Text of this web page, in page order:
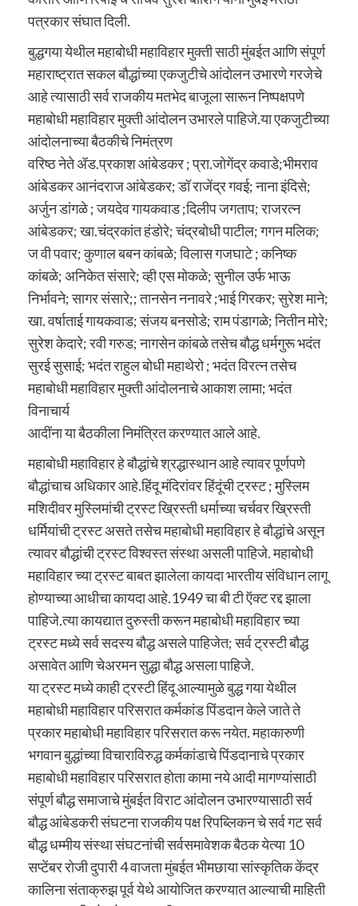
पत्रकार संघात दिली.
बुद्धगया येथील महाबोधी महाविहार मुक्ती साठी मुंबईत आणि संपूर्ण
महाराष्ट्रात सकल बौद्धांच्या एकजुटीचे आंदोलन उभारणे गरजेचे
आहे त्यासाठी सर्व राजकीय मतभेद बाजूला सारून निष्पक्षपणे
महाबोधी महाविहार मुक्ती आंदोलन उभारले पाहिजे.या एकजुटीच्या
आंदोलनाच्या बैठकीचे निमंत्रण
वरिष्ठ नेते ॲड.प्रकाश आंबेडकर ; प्रा.जोगेंद्र कवाडे;भीमराव
आंबेडकर आनंदराज आंबेडकर; डॉ राजेंद्र गवई; नाना इंदिसे;
अर्जुन डांगळे ; जयदेव गायकवाड ;दिलीप जगताप; राजरत्न
आंबेडकर; खा.चंद्रकांत हंडोरे; चंद्रबोधी पाटील; गगन मलिक;
ज वी पवार; कुणाल बबन कांबळे; विलास गजघाटे ; कनिष्क
कांबळे; अनिकेत संसारे; व्ही एस मोकळे; सुनील उर्फ भाऊ
निर्भावने; सागर संसारे;; तानसेन ननावरे ;भाई गिरकर; सुरेश माने;
खा. वर्षाताई गायकवाड; संजय बनसोडे; राम पंडागळे; नितीन मोरे;
सुरेश केदारे; रवी गरुड; नागसेन कांबळे तसेच बौद्ध धर्मगुरू भदंत
सुरई सुसाई; भदंत राहुल बोधी महाथेरो ; भदंत विरत्न तसेच
महाबोधी महाविहार मुक्ती आंदोलनाचे आकाश लामा; भदंत
विनाचार्य
आदींना या बैठकीला निमंत्रित करण्यात आले आहे.
महाबोधी महाविहार हे बौद्धांचे श्रद्धास्थान आहे त्यावर पूर्णपणे
बौद्धांचाच अधिकार आहे.हिंदू मंदिरांवर हिंदूंची ट्रस्ट ; मुस्लिम
मशिदीवर मुस्लिमांची ट्रस्ट ख्रिस्ती धर्माच्या चर्चवर ख्रिस्ती
धर्मियांची ट्रस्ट असते तसेच महाबोधी महाविहार हे बौद्धांचे असून
त्यावर बौद्धांची ट्रस्ट विश्वस्त संस्था असली पाहिजे. महाबोधी
महाविहार च्या ट्रस्ट बाबत झालेला कायदा भारतीय संविधान लागू
होण्याच्या आधीचा कायदा आहे.1949 चा बी टी ऍक्ट रद्द झाला
पाहिजे.त्या कायद्यात दुरुस्ती करून महाबोधी महाविहार च्या
ट्रस्ट मध्ये सर्व सदस्य बौद्ध असले पाहिजेत; सर्व ट्रस्टी बौद्ध
असावेत आणि चेअरमन सुद्धा बौद्ध असला पाहिजे.
या ट्रस्ट मध्ये काही ट्रस्टी हिंदू आल्यामुळे बुद्ध गया येथील
महाबोधी महाविहार परिसरात कर्मकांड पिंडदान केले जाते ते
प्रकार महाबोधी महाविहार परिसरात करू नयेत. महाकारुणी
भगवान बुद्धांच्या विचाराविरुद्ध कर्मकांडाचे पिंडदानाचे प्रकार
महाबोधी महाविहार परिसरात होता कामा नये आदी मागण्यांसाठी
संपूर्ण बौद्ध समाजाचे मुंबईत विराट आंदोलन उभारण्यासाठी सर्व
बौद्ध आंबेडकरी संघटना राजकीय पक्ष रिपब्लिकन चे सर्व गट सर्व
बौद्ध धम्मीय संस्था संघटनांची सर्वसमावेशक बैठक येत्या 10
सप्टेंबर रोजी दुपारी 4 वाजता मुंबईत भीमछाया सांस्कृतिक केंद्र
कालिना संताक्रुझ पूर्व येथे आयोजित करण्यात आल्याची माहिती